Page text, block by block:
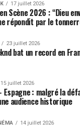
17 juillet 2026
Scène 2026 : “Dieu
répondit par le
23 juillet 2026
bat un record en
15 juillet 2026
Espagne : malgré la
audience historique
14 juillet 2026